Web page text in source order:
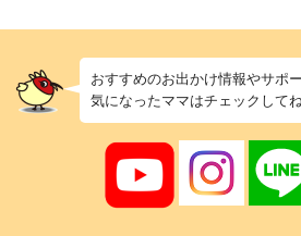
おすすめのお出かけ情報やサポ
気になったママはチェックしてね